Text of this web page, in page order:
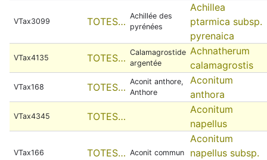
VTax3099 TOTES… Achillée des
pyrénées
Achillea
ptarmica subsp.
pyrenaica
VTax4135 TOTES… Calamagrostide
argentée
Achnatherum
calamagrostis
VTax168 TOTES… Aconit anthore,
Anthore
Aconitum
anthora
VTax4345 TOTES…
Aconitum
napellus
VTax166 TOTES… Aconit commun
Aconitum
napellus subsp.